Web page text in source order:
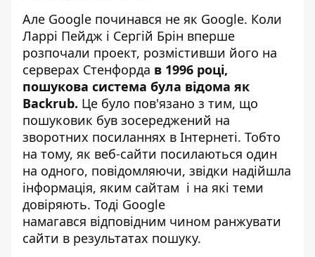
Але Google починався не як Google. Коли
Ларрі Пейдж і Сергій Брін вперше
розпочали проект, розмістивши його на
серверах Стенфорда в 1996 році,
пошукова система була відома як
Backrub. Це було пов'язано з тим, що
пошуковик був зосереджений на
зворотних посиланнях в Інтернеті. Тобто
на тому, як веб-сайти посилаються один
на одного, повідомляючи, звідки надійшла
інформація, яким сайтам і на які теми
довіряють. Тоді Google
намагався відповідним чином ранжувати
сайти в результатах пошуку.